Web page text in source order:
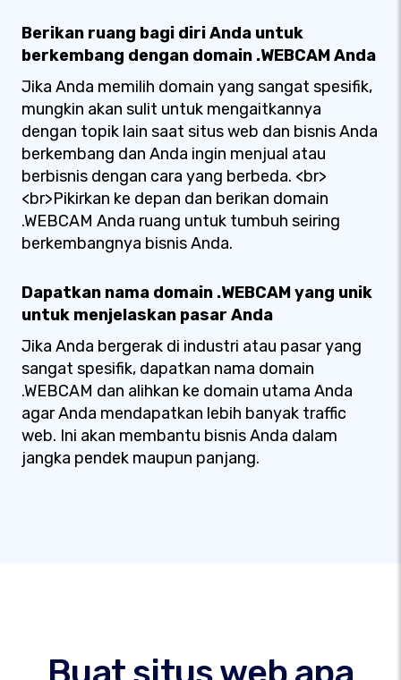
Berikan ruang bagi diri Anda untuk
berkembang dengan domain .WEBCAM Anda
Jika Anda memilih domain yang sangat spesifik,
mungkin akan sulit untuk mengaitkannya
dengan topik lain saat situs web dan bisnis Anda
berkembang dan Anda ingin menjual atau
berbisnis dengan cara yang berbeda. <br>
<br>Pikirkan ke depan dan berikan domain
.WEBCAM Anda ruang untuk tumbuh seiring
berkembangnya bisnis Anda.
Dapatkan nama domain .WEBCAM yang unik
untuk menjelaskan pasar Anda
Jika Anda bergerak di industri atau pasar yang
sangat spesifik, dapatkan nama domain
.WEBCAM dan alihkan ke domain utama Anda
agar Anda mendapatkan lebih banyak traffic
web. Ini akan membantu bisnis Anda dalam
jangka pendek maupun panjang.